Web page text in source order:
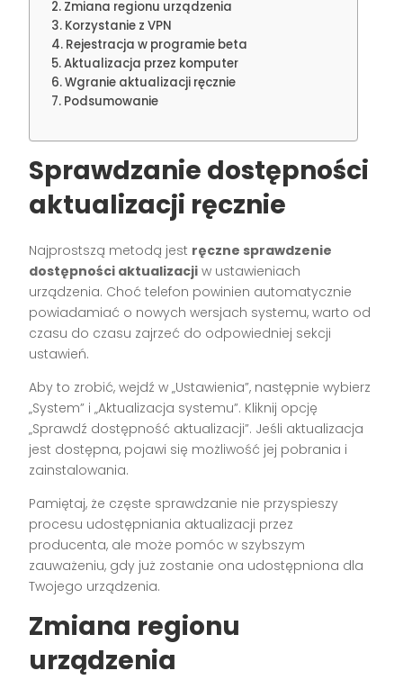
Zmiana regionu urządzenia
Korzystanie z VPN
Rejestracja w programie beta
Aktualizacja przez komputer
Wgranie aktualizacji ręcznie
Podsumowanie
Sprawdzanie dostępności
aktualizacji ręcznie
Najprostszą metodą jest ręczne sprawdzenie
dostępności aktualizacji w ustawieniach
urządzenia. Choć telefon powinien automatycznie
powiadamiać o nowych wersjach systemu, warto od
czasu do czasu zajrzeć do odpowiedniej sekcji
ustawień.
Aby to zrobić, wejdź w „Ustawienia”, następnie wybierz
„System” i „Aktualizacja systemu”. Kliknij opcję
„Sprawdź dostępność aktualizacji”. Jeśli aktualizacja
jest dostępna, pojawi się możliwość jej pobrania i
zainstalowania.
Pamiętaj, że częste sprawdzanie nie przyspieszy
procesu udostępniania aktualizacji przez
producenta, ale może pomóc w szybszym
zauważeniu, gdy już zostanie ona udostępniona dla
Twojego urządzenia.
Zmiana regionu
urządzenia